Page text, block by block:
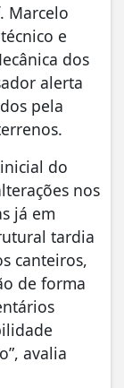
Marcelo
e
dos
alerta
pela
do
nos
já em
tardia
canteiros,
de forma
avalia